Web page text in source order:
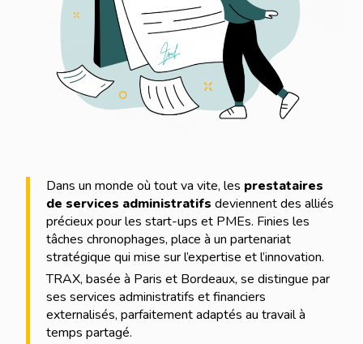
Dans un monde où tout va vite, les prestataires
de services administratifs deviennent des alliés
précieux pour les start-ups et PMEs. Finies les
tâches chronophages, place à un partenariat
stratégique qui mise sur l’expertise et l’innovation.
TRAX, basée à Paris et Bordeaux, se distingue par
ses services administratifs et financiers
externalisés, parfaitement adaptés au travail à
temps partagé.